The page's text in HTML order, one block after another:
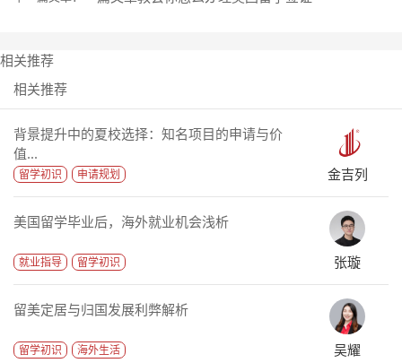
相关推荐
相关推荐
背景提升中的夏校选择：知名项目的申请与价
值...
留学初识 申请规划 金吉列
美国留学毕业后，海外就业机会浅析
就业指导 留学初识 张璇
留美定居与归国发展利弊解析
留学初识 海外生活 吴耀